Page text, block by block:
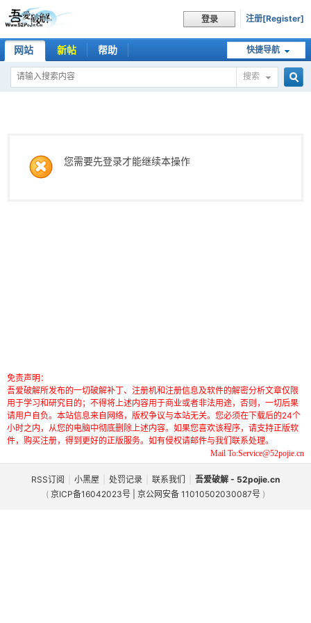
登录 注册[Register]
快捷导航
网站 新帖 帮助
搜索
您需要先登录才能继续本操作
免责声明：
吾爱破解所发布的一切破解补丁、注册机和注册信息及软件的解密分析文章仅限
用于学习和研究目的；不得将上述内容用于商业或者非法用途，否则，一切后果
请用户自负。本站信息来自网络，版权争议与本站无关。您必须在下载后的24个
小时之内，从您的电脑中彻底删除上述内容。如果您喜欢该程序，请支持正版软
件，购买注册，得到更好的正版服务。如有侵权请邮件与我们联系处理。
Mail To:Service@52pojie.cn
RSS订阅 小黑屋 处罚记录 联系我们
吾爱破解 - 52pojie.cn
( 京ICP备16042023号 | 京公网安备 11010502030087号 )